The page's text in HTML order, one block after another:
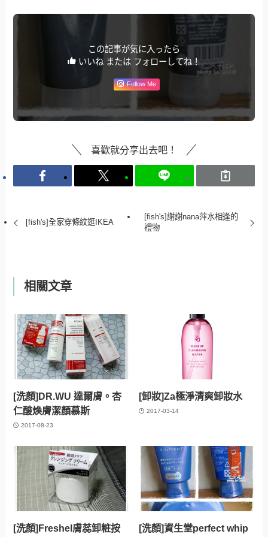
この記事が気に入ったら
いいね または フォローしてね！
Follow Me
喜歡就分享出去吧！
[fish's]全家穿條紋逛IKEA
[fish's]謝謝nana萍水相逢的
禮物
相關文章
[洗顏]DR.WU 達爾膚。杏
仁酸煥膚潔顏慕斯
2017-08-23
[卸妝]Za極淨清爽卸妝水
2017-03-14
[洗顏]Freshel膚蕊卸粧按
[洗顏]資生堂perfect whip